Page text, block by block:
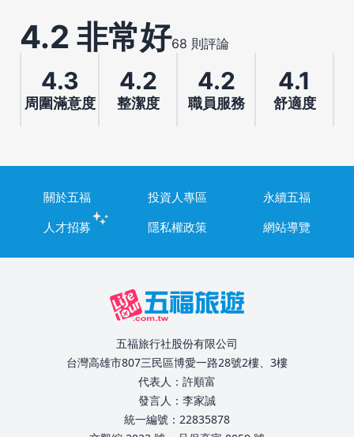
4.2 非常好68 則評論
4.3
周圍滿意度
4.2
整潔度
4.2
職員服務
4.1
舒適度
關於五福 投資人專區
永續五福
人才招募
隱私權政策 網站導覽
五福旅行社股份有限公司
台灣高雄市807三民區博愛一路28號2樓、3樓
代表人：許順富
發言人：李家誠
統一編號：22835878